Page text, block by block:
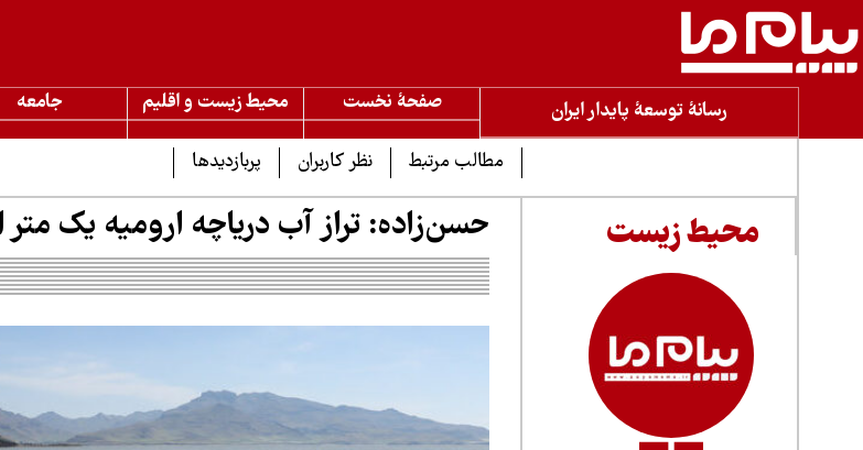
رسانۀ توسعۀ پایدار ایران صفحۀ نخست محیط زیست و اقلیم جامعه
مطالب مرتبط
نظر کاربران پربازدیدها
محیط زیست حسن‌زاده: تراز آب دریاچه ارومیه یک